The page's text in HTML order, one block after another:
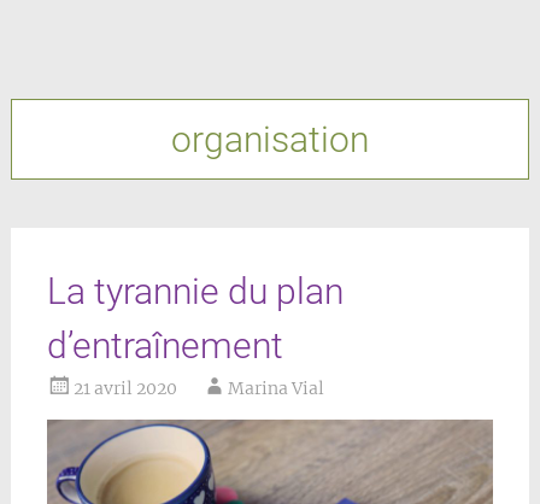
organisation
La tyrannie du plan
d’entraînement
21 avril 2020 Marina Vial